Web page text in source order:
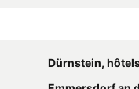
Dürnstein,